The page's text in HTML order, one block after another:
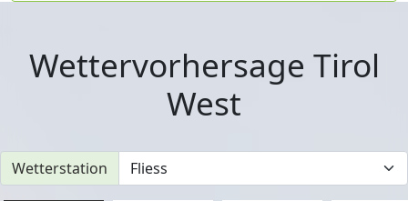
Wettervorhersage Tirol
West
Wetterstation